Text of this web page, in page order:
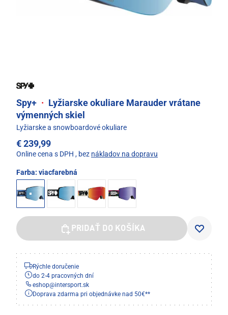
Spy+ · Lyžiarske okuliare Marauder vrátane
výmenných skiel
Lyžiarske a snowboardové okuliare
€ 239,99
Online cena s DPH , bez nákladov na dopravu
Farba: viacfarebná
PRIDAŤ DO KOŠÍKA
Rýchle doručenie
do 2-4 pracovných dní
eshop@intersport.sk
Doprava zdarma pri objednávke nad 50€**